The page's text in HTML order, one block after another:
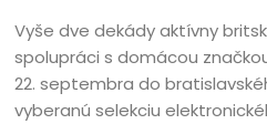
Vyše dve dekády aktívny
spolupráci s domácou
22. septembra do
vyberanú selekciu